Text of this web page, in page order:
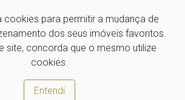
cookies para permitir a mudança de
dos seus imóveis favoritos.
site, concorda que o mesmo utilize
cookies.
Entendi